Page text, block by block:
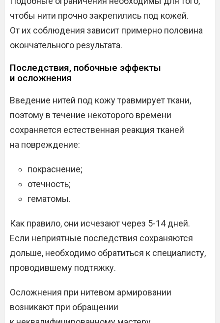
чтобы нити прочно закрепились под кожей.
От их соблюдения зависит примерно половина
окончательного результата.
Последствия, побочные эффекты
и осложнения
Введение нитей под кожу травмирует ткани,
поэтому в течение некоторого времени
сохраняется естественная реакция тканей
на повреждение:
покраснение;
отечность;
гематомы.
Как правило, они исчезают через 5-14 дней.
Если неприятные последствия сохраняются
дольше, необходимо обратиться к специалисту,
проводившему подтяжку.
Осложнения при нитевом армировании
возникают при обращении